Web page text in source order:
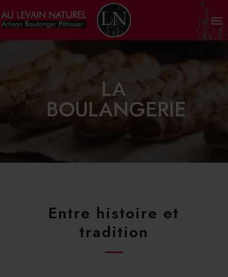
LA
BOULANGERIE
Entre histoire et
tradition